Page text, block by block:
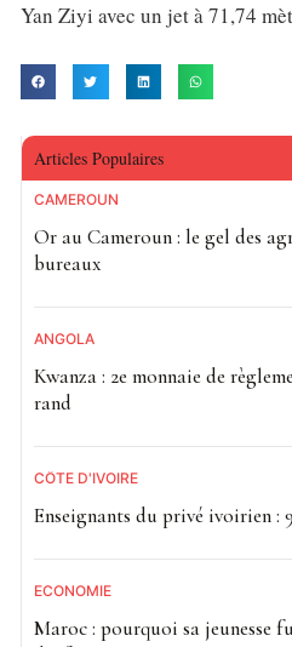
Yan Ziyi avec un jet à 71,74
Articles Populaires
CAMEROUN
Or au Cameroun : le gel des
bureaux
ANGOLA
Kwanza : 2e monnaie de
rand
CÔTE D'IVOIRE
Enseignants du privé ivoirien :
ECONOMIE
Maroc : pourquoi sa jeunesse